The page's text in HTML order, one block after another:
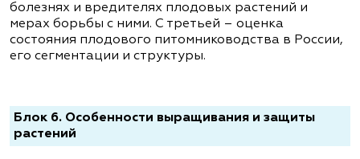
болезнях и вредителях плодовых растений и
мерах борьбы с ними. С третьей – оценка
состояния плодового питомниководства в России,
его сегментации и структуры.
Блок 6. Особенности выращивания и защиты
растений